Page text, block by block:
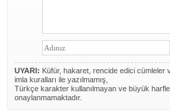
UYARI: Küfür, hakaret, rencide edici cümleler
imla kuralları ile yazılmamış,
Türkçe karakter kullanılmayan ve büyük
onaylanmamaktadır.